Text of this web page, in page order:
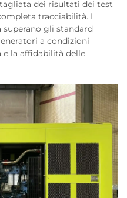
dei risultati dei test
tracciabilità. I
gli standard
a condizioni
e la affidabilità delle